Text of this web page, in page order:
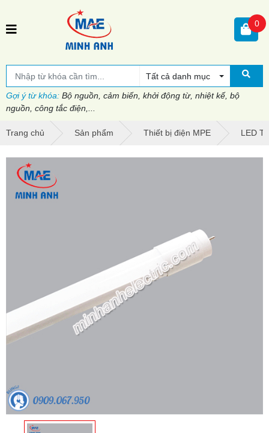
Tất cả danh mục
Gợi ý từ khóa: Bộ nguồn, cảm biến, khởi động từ, nhiệt kế, bộ
nguồn, công tắc điện,...
0
Trang chủ Sản phẩm Thiết bị điện MPE LED